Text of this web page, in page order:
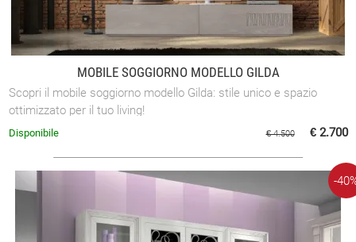
MOBILE SOGGIORNO MODELLO GILDA
Scopri il mobile soggiorno modello Gilda: stile unico e spazio
ottimizzato per il tuo living!
€ 4.500 € 2.700
Disponibile
-